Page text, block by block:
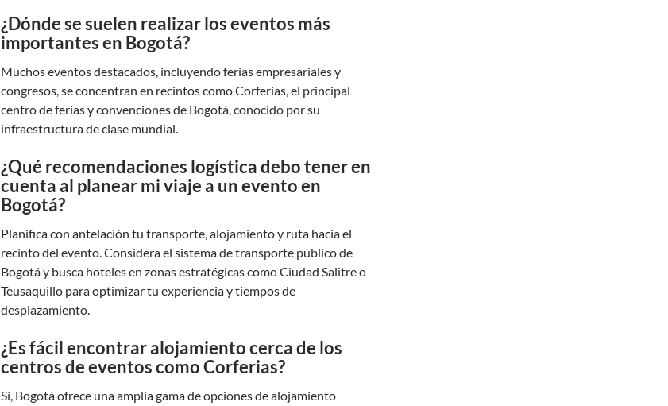
¿Dónde se suelen realizar los eventos más
importantes en Bogotá?
Muchos eventos destacados, incluyendo ferias empresariales y
congresos, se concentran en recintos como Corferias, el principal
centro de ferias y convenciones de Bogotá, conocido por su
infraestructura de clase mundial.
¿Qué recomendaciones logística debo tener en
cuenta al planear mi viaje a un evento en
Bogotá?
Planifica con antelación tu transporte, alojamiento y ruta hacia el
recinto del evento. Considera el sistema de transporte público de
Bogotá y busca hoteles en zonas estratégicas como Ciudad Salitre o
Teusaquillo para optimizar tu experiencia y tiempos de
desplazamiento.
¿Es fácil encontrar alojamiento cerca de los
centros de eventos como Corferias?
Sí, Bogotá ofrece una amplia gama de opciones de alojamiento